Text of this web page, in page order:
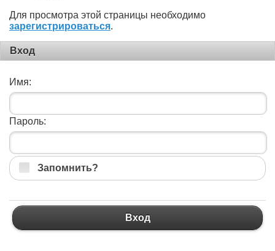
Для просмотра этой страницы необходимо
зарегистрироваться.
Вход
Имя:
Пароль:
Запомнить?
Вход